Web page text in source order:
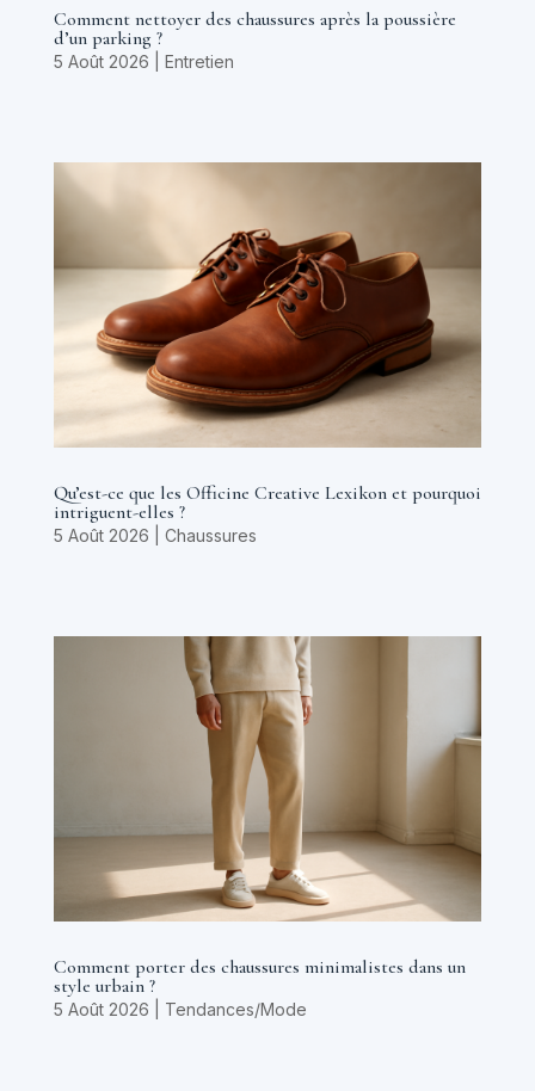
Comment nettoyer des chaussures après la poussière
d’un parking ?
5 Août 2026 Entretien
Qu’est-ce que les Officine Creative Lexikon et pourquoi
intriguent-elles ?
5 Août 2026 Chaussures
Comment porter des chaussures minimalistes dans un
style urbain ?
5 Août 2026 Tendances/Mode